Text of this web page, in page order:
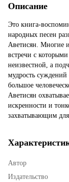
Описание
Это книга-
народных песен
Аветисян. Многие
встречи с
неизвестной, а
мудрость
большое
Аветисян
искренности и
захватывающим для
Автор
Издательство